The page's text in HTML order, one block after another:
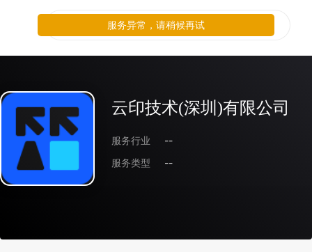
云印技术(深圳)有限公司
服务行业
--
服务类型
--
服务异常，请稍候再试